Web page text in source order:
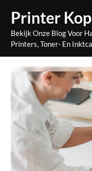
content
Printer
Bekijk Onze Blog Voor
Printers, Toner- En